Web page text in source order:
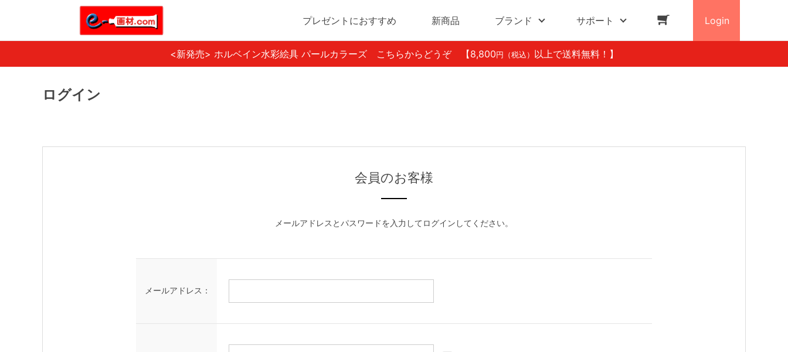
プレゼントにおすすめ 新商品 ブランド サポート Login
<新発売> ホルベイン水彩絵具 パールカラーズ こちらからどうぞ 【8,800 円（税込） 以上で送料無料！】
ログイン
会員のお客様
メールアドレスとパスワードを入力してログインしてください。
メールアドレス：